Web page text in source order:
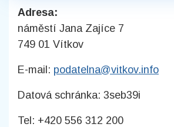
Adresa:
náměstí Jana Zajíce 7
749 01 Vítkov
E-mail: podatelna@vitkov.info
Datová schránka: 3seb39i
Tel: +420 556 312 200